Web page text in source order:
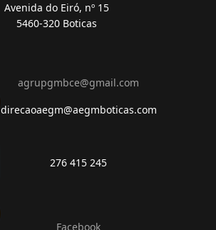
Avenida do Eiró, nº 15
5460-320 Boticas
agrupgmbce@gmail.com
direcaoaegm@aegmboticas.com
276 415 245
Facebook